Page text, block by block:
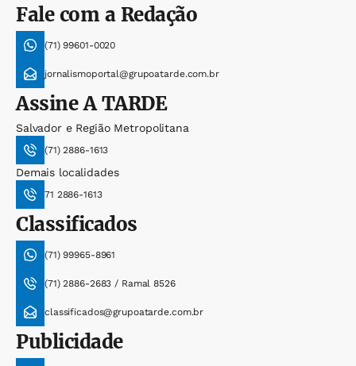
Fale com a Redação
(71) 99601-0020
jornalismoportal@grupoatarde.com.br
AssineA TARDE
Salvador e Região Metropolitana
(71) 2886-1613
Demais localidades
71 2886-1613
Classificados
(71) 99965-8961
(71) 2886-2683 / Ramal 8526
classificados@grupoatarde.com.br
Publicidade